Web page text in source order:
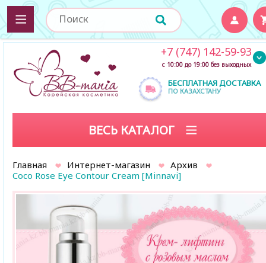
БЕСПЛАТНАЯ ДОСТАВКА
ПО КАЗАХСТАНУ
+7 (747) 142-59-93
с 10:00 до 19:00 без выходных
ВЕСЬ КАТАЛОГ
Главная Интернет-магазин
Архив
Coco Rose Eye Contour Cream [Minnavi]